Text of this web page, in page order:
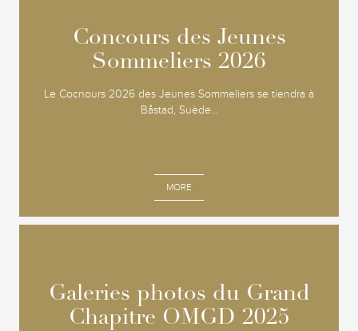
Concours des Jeunes
Sommeliers 2026
Le Cocnours 2026 des Jeunes Sommeliers se tiendra à
Båstad, Suède...
MORE
Concours des Jeunes
Sommeliers 2026
Galeries photos du Grand
Chapitre OMGD 2025
Galeries photos du Grand
Chapitre OMGD 2025